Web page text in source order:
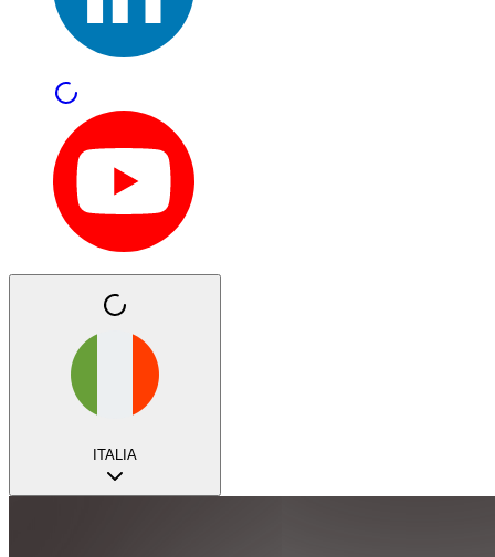
ITALIA